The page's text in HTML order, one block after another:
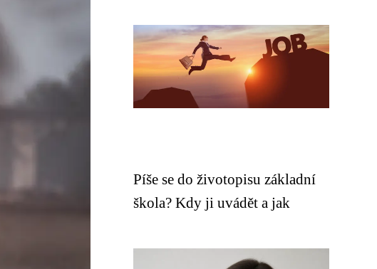
Píše se do životopisu základní
škola? Kdy ji uvádět a jak